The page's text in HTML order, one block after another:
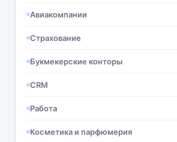
Авиакомпании
Страхование
Букмекерские конторы
CRM
Работа
Косметика и парфюмерия